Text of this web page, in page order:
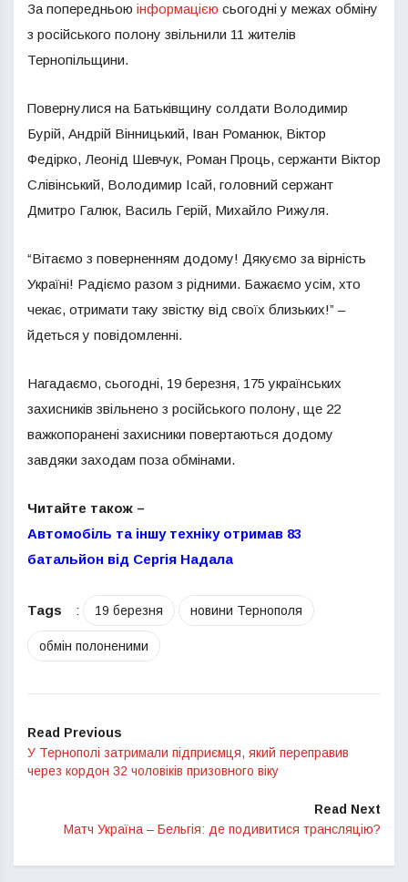
За попередньою інформацією сьогодні у межах обміну
з російського полону звільнили 11 жителів
Тернопільщини.
Повернулися на Батьківщину солдати Володимир
Бурій, Андрій Вінницький, Іван Романюк, Віктор
Федірко, Леонід Шевчук, Роман Проць, сержанти Віктор
Слівінський, Володимир Ісай, головний сержант
Дмитро Галюк, Василь Герій, Михайло Рижуля.
“Вітаємо з поверненням додому! Дякуємо за вірність
Україні! Радіємо разом з рідними. Бажаємо усім, хто
чекає, отримати таку звістку від своїх близьких!” –
йдеться у повідомленні.
Нагадаємо, сьогодні, 19 березня, 175 українських
захисників звільнено з російського полону, ще 22
важкопоранені захисники повертаються додому
завдяки заходам поза обмінами.
Читайте також –
Автомобіль та іншу техніку отримав 83
батальйон від Сергія Надала
Tags : 19 березня новини Тернополя
обмін полоненими
Read Previous
У Тернополі затримали підприємця, який переправив
через кордон 32 чоловіків призовного віку
Read Next
Матч Україна – Бельгія: де подивитися трансляцію?